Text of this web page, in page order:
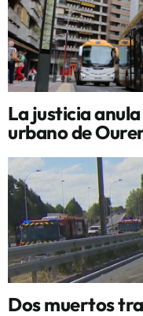
La justicia
urbano de
Dos muertos